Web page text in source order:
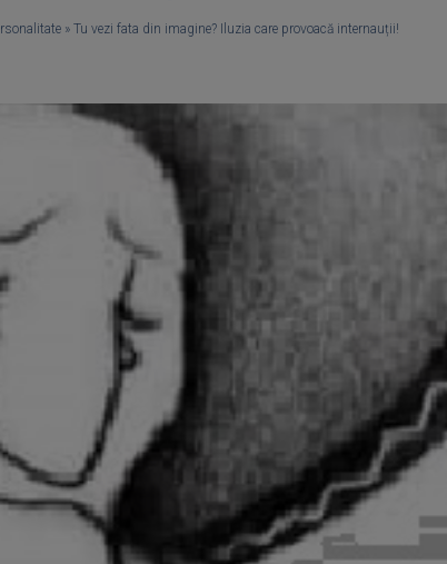
» Tu vezi fata din imagine? Iluzia care provoacă internauții!